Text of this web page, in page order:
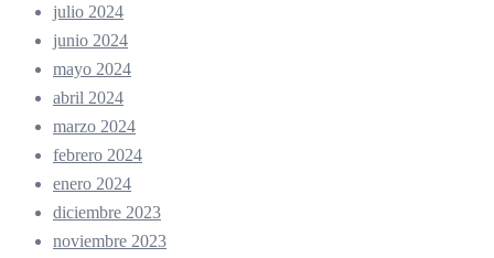
julio 2024
junio 2024
mayo 2024
abril 2024
marzo 2024
febrero 2024
enero 2024
diciembre 2023
noviembre 2023